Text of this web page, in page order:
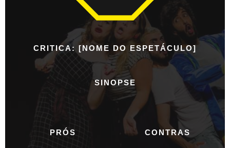
CRITICA: [NOME DO ESPETÁCULO]
SINOPSE
PRÓS CONTRAS